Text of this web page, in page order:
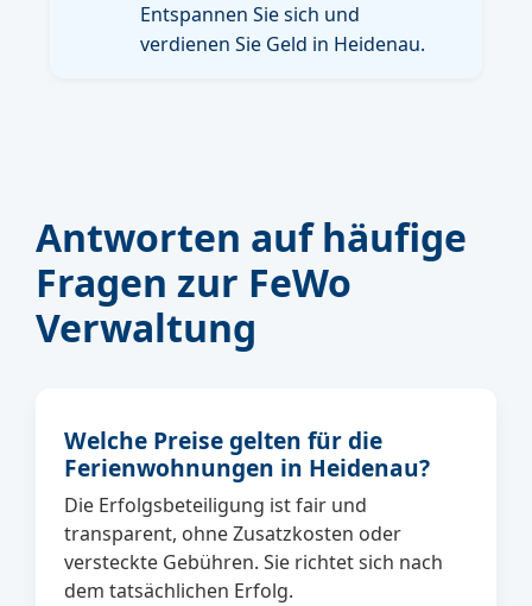
Entspannen Sie sich und
verdienen Sie Geld in Heidenau.
Antworten auf häufige
Fragen zur FeWo
Verwaltung
Welche Preise gelten für die
Ferienwohnungen in Heidenau?
Die Erfolgsbeteiligung ist fair und
transparent, ohne Zusatzkosten oder
versteckte Gebühren. Sie richtet sich nach
dem tatsächlichen Erfolg.